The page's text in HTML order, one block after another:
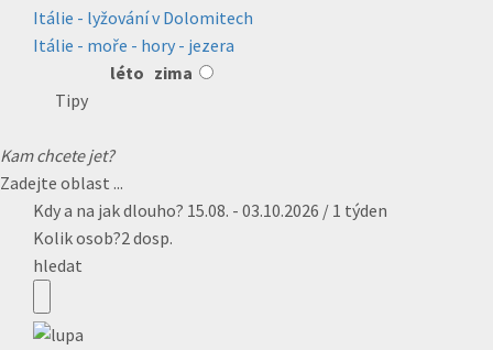
Itálie - lyžování v Dolomitech
Itálie - moře - hory - jezera
léto zima
Tipy
Kam chcete jet?
Zadejte oblast ...
Kdy a na jak dlouho? 15.08. - 03.10.2026 / 1 týden
Kolik osob?2 dosp.
hledat